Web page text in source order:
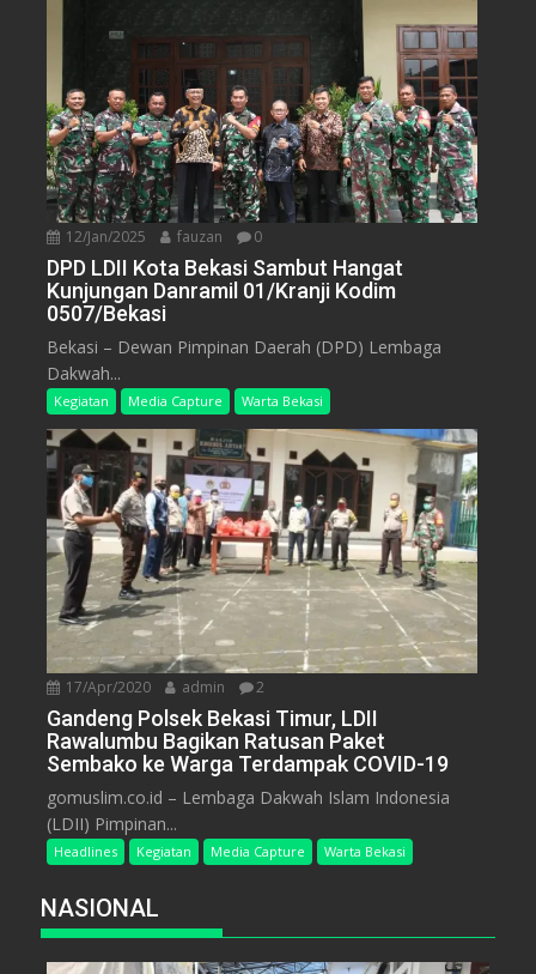
12/Jan/2025 fauzan 0
DPD LDII Kota Bekasi Sambut Hangat
Kunjungan Danramil 01/Kranji Kodim
0507/Bekasi
Bekasi – Dewan Pimpinan Daerah (DPD) Lembaga
Dakwah...
Kegiatan Media Capture Warta Bekasi
17/Apr/2020 admin 2
Gandeng Polsek Bekasi Timur, LDII
Rawalumbu Bagikan Ratusan Paket
Sembako ke Warga Terdampak COVID-19
gomuslim.co.id – Lembaga Dakwah Islam Indonesia
(LDII) Pimpinan...
Headlines Kegiatan Media Capture Warta Bekasi
NASIONAL